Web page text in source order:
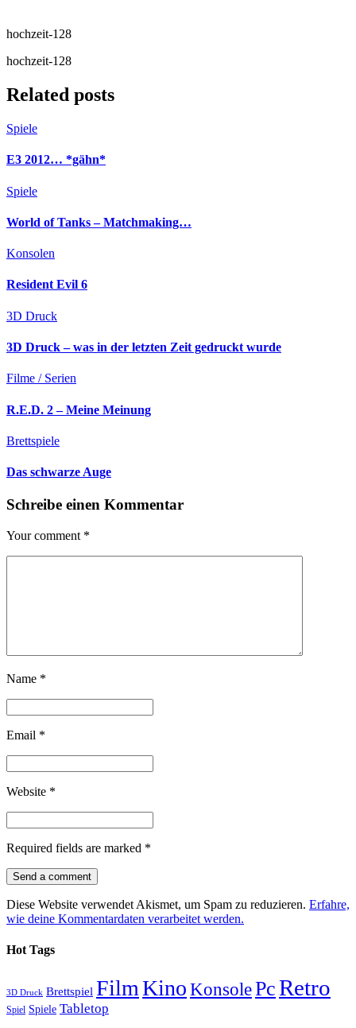
hochzeit-128
hochzeit-128
Related posts
Spiele
E3 2012… *gähn*
Spiele
World of Tanks – Matchmaking…
Konsolen
Resident Evil 6
3D Druck
3D Druck – was in der letzten Zeit gedruckt wurde
Filme / Serien
R.E.D. 2 – Meine Meinung
Brettspiele
Das schwarze Auge
Schreibe einen Kommentar
Your comment *
Name *
Email *
Website *
Required fields are marked *
Diese Website verwendet Akismet, um Spam zu reduzieren. Erfahre,
wie deine Kommentardaten verarbeitet werden.
Hot Tags
3D Druck Brettspiel FilmKinoKonsolePcRetro
Spiel Spiele Tabletop